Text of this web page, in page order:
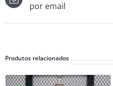
por email
Produtos relacionados